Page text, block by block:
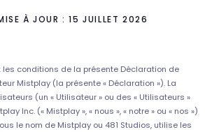
À JOUR : 15 JUILLET 2026
conditions de la présente Déclaration de
Mistplay (la présente « Déclaration »). La
(un « Utilisateur » ou des « Utilisateurs »
Inc. (« Mistplay », « nous », « notre » ou « nos »)
le nom de Mistplay ou 481 Studios, utilise les